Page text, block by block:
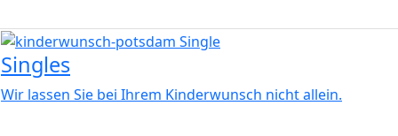
Bild
Singles
Wir lassen Sie bei Ihrem Kinderwunsch nicht allein.